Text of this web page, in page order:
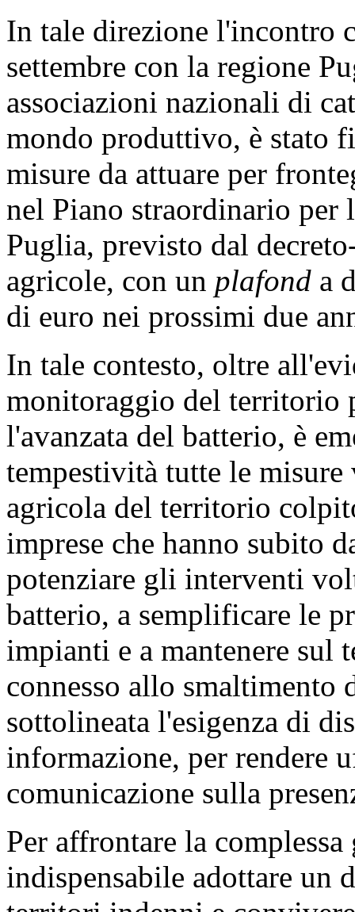
In tale direzione l'incontro
settembre con la regione
associazioni nazionali di
mondo produttivo, è stato
misure da attuare per
nel Piano straordinario
Puglia, previsto dal
agricole, con un plafond a
di euro nei prossimi due
In tale contesto, oltre
monitoraggio del territorio
l'avanzata del batterio, è
tempestività tutte le
agricola del territorio
imprese che hanno subito
potenziare gli interventi
batterio, a semplificare le
impianti e a mantenere
connesso allo smaltimento
sottolineata l'esigenza di
informazione, per rendere
comunicazione sulla
Per affrontare la
indispensabile adottare un